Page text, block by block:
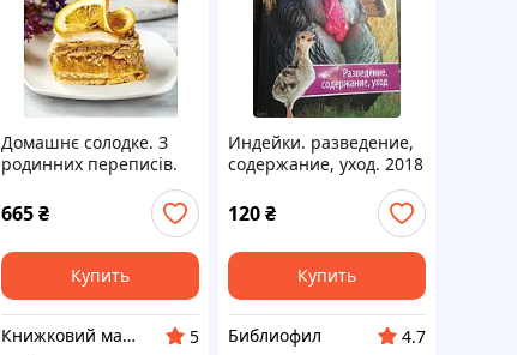
Домашнє солодке. З
родинних переписів.
665₴
Купить
Книжковий магазин "Країна Book"
5
Индейки. разведение,
содержание, уход. 2018
120₴
Купить
Библиофил
4.7